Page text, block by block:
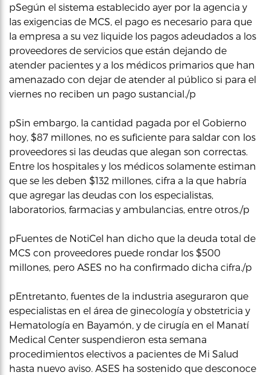
pSegún el sistema establecido ayer por la agencia y
las exigencias de MCS, el pago es necesario para que
la empresa a su vez liquide los pagos adeudados a los
proveedores de servicios que están dejando de
atender pacientes y a los médicos primarios que han
amenazado con dejar de atender al público si para el
viernes no reciben un pago sustancial./p
pSin embargo, la cantidad pagada por el Gobierno
hoy, $87 millones, no es suficiente para saldar con los
proveedores si las deudas que alegan son correctas.
Entre los hospitales y los médicos solamente estiman
que se les deben $132 millones, cifra a la que habría
que agregar las deudas con los especialistas,
laboratorios, farmacias y ambulancias, entre otros./p
pFuentes de NotiCel han dicho que la deuda total de
MCS con proveedores puede rondar los $500
millones, pero ASES no ha confirmado dicha cifra./p
pEntretanto, fuentes de la industria aseguraron que
especialistas en el área de ginecología y obstetricia y
Hematología en Bayamón, y de cirugía en el Manatí
Medical Center suspendieron esta semana
procedimientos electivos a pacientes de Mi Salud
hasta nuevo aviso. ASES ha sostenido que desconoce